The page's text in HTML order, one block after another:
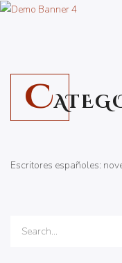
C
Escritores españoles: